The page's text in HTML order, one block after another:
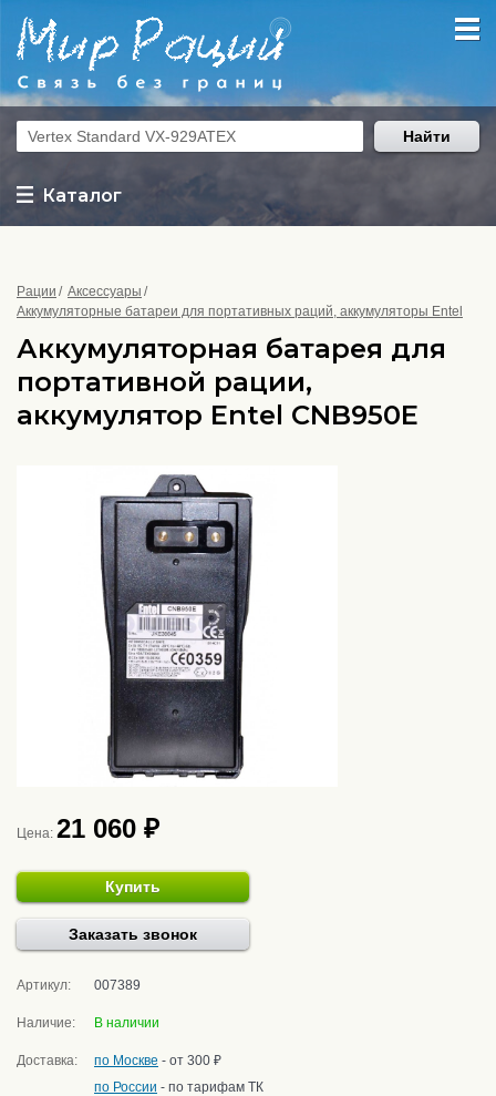
Каталог
Найти
Рации
Аксессуары
Аккумуляторные батареи для портативных раций, аккумуляторы Entel
Аккумуляторная батарея для
портативной рации,
аккумулятор Entel CNB950E
Цена: 21 060 ₽
Купить
Заказать звонок
Артикул: 007389
Наличие: В наличии
Доставка: по Москве - от 300 ₽
по России - по тарифам ТК